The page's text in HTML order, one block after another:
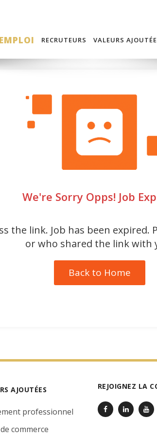
RECRUTEURS VALEURS
We're Sorry Opps! Job
the link. Job has been expired.
or who shared the link with
Back to Home
AJOUTÉES
professionnel
commerce
REJOIGNEZ LA